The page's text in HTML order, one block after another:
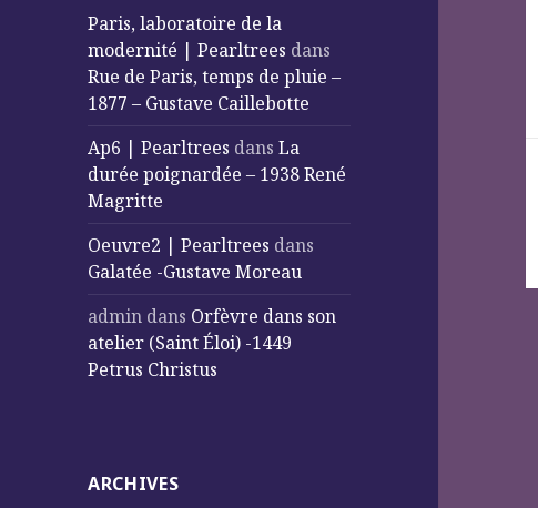
Paris, laboratoire de la
modernité | Pearltrees dans
Rue de Paris, temps de pluie –
1877 – Gustave Caillebotte
Ap6 | Pearltrees dansLa
durée poignardée – 1938 René
Magritte
Oeuvre2 | Pearltrees dans
Galatée -Gustave Moreau
admin dans Orfèvre dans son
atelier (Saint Éloi) -1449
Petrus Christus
ARCHIVES